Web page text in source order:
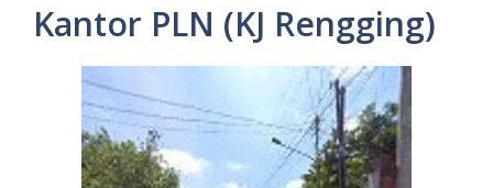
Kantor PLN (KJ Rengging)